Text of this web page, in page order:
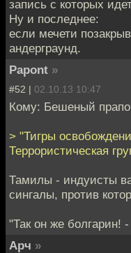
запись с которых
Ну и последнее:
если мечети
андерграунд.
Papont »
#52 | 02.10.13 10:47
Кому: Бешеный
> "Тигры
Террористическая
Тамилы - индуисты
сингалы, против
"Так он же болгарин!
Арч »